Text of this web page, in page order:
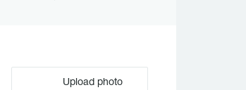
Upload photo